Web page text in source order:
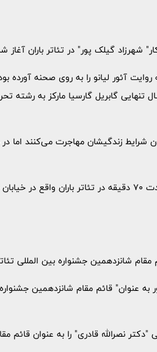
شهرزاد گیلک پور" در تئاتر باران آغاز
آئور لیانو را به روی صحنه آورده
گابریل گارسیا مارکز به رشته
شرایط زندگیشان مهاجرت می‌کنند اما
نمایش" اما.. نه.. اگر.. شاید.. حالا.. باشه.. تو.. دیره".. همه روزه ساعت 17 به مدت 70 دقیقه در تئاتر
مقام شانزدهمین جشنواره بین المللی
عنوان" قائم مقام شانزدهمین
نصرالله قادری" را به عنوان قائم